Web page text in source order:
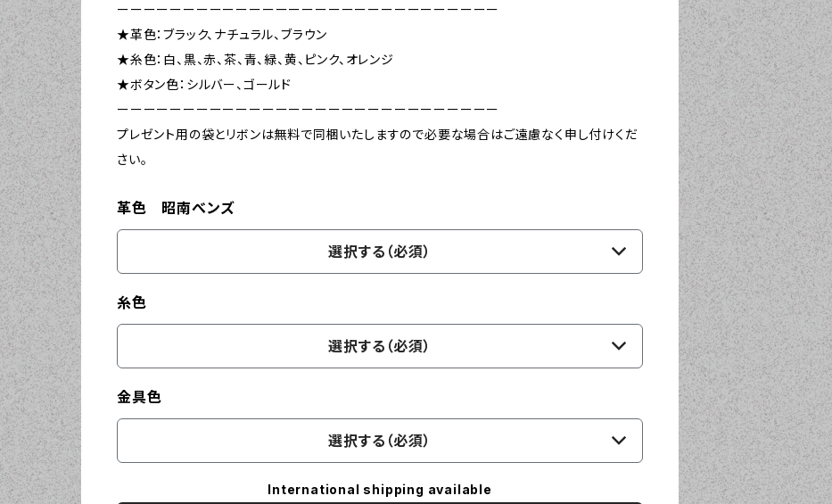
ーーーーーーーーーーーーーーーーーーーーーーーーーーーーー
★革色：ブラック、ナチュラル、ブラウン
★糸色：白、黒、赤、茶、青、緑、黄、ピンク、オレンジ
★ボタン色：シルバー、ゴールド
ーーーーーーーーーーーーーーーーーーーーーーーーーーーーー
プレゼント用の袋とリボンは無料で同梱いたしますので必要な場合はご遠慮なく申し付けくだ
さい。
革色 昭南べンズ
選択する（必須）
糸色
選択する（必須）
金具色
選択する（必須）
International shipping available